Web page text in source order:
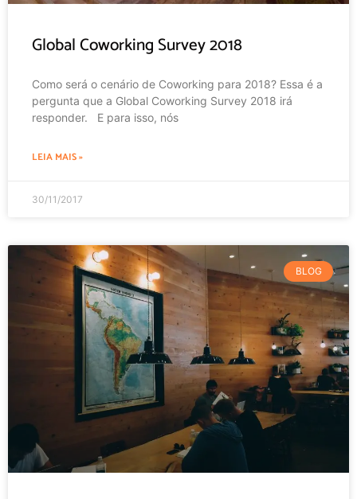
Global Coworking Survey 2018
Como será o cenário de Coworking para 2018? Essa é a
pergunta que a Global Coworking Survey 2018 irá
responder. E para isso, nós
LEIA MAIS »
30/11/2017
BLOG